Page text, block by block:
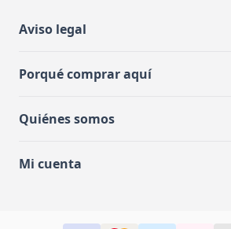
Aviso legal
Porqué comprar aquí
Quiénes somos
Mi cuenta